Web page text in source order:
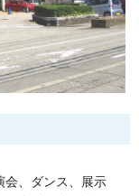
会、ダンス、展示